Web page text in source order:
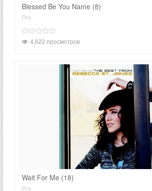
Blessed Be You Name (8)
Рок
4,622 просмотров
Wait For Me (18)
Рок